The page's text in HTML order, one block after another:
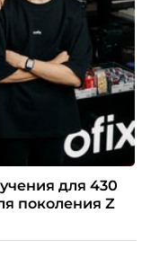
для 430
поколения Z